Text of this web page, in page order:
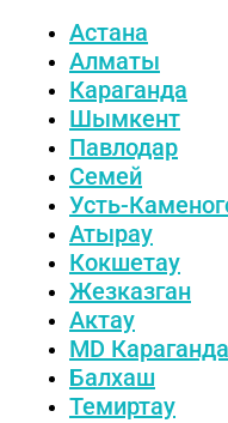
Астана
Алматы
Караганда
Шымкент
Павлодар
Семей
Усть-
Атырау
Кокшетау
Жезказган
Актау
MD Караганда
Балхаш
Темиртау